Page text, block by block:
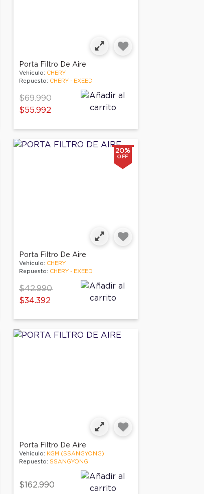
Porta Filtro De Aire
Vehículo: CHERY
Repuesto: CHERY - EXEED
Price reduced from
$69.990to
$55.992
20%
OFF
Porta Filtro De Aire
Vehículo: CHERY
Repuesto: CHERY - EXEED
Price reduced from
$42.990to
$34.392
Porta Filtro De Aire
Vehículo: KGM (SSANGYONG)
Repuesto: SSANGYONG
$162.990